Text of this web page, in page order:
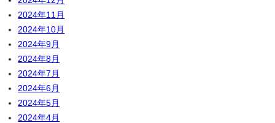
2024年11月
2024年10月
2024年9月
2024年8月
2024年7月
2024年6月
2024年5月
2024年4月